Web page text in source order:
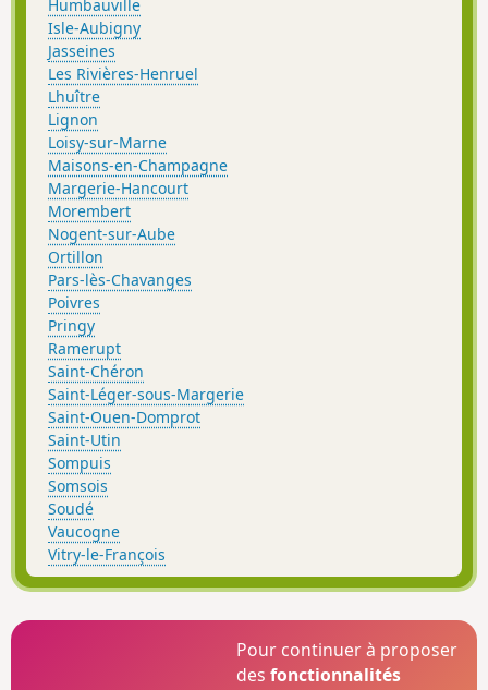
Humbauville
Isle-Aubigny
Jasseines
Les Rivières-Henruel
Lhuître
Lignon
Loisy-sur-Marne
Maisons-en-Champagne
Margerie-Hancourt
Morembert
Nogent-sur-Aube
Ortillon
Pars-lès-Chavanges
Poivres
Pringy
Ramerupt
Saint-Chéron
Saint-Léger-sous-Margerie
Saint-Ouen-Domprot
Saint-Utin
Sompuis
Somsois
Soudé
Vaucogne
Vitry-le-François
Pour continuer à proposer
desfonctionnalités